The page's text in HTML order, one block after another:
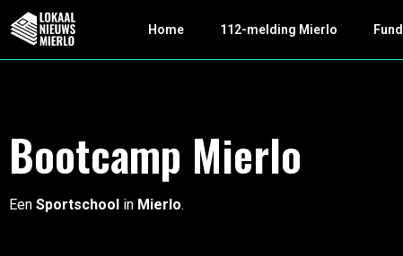
Home 112-melding Mierlo
Bootcamp Mierlo
Een Sportschool in Mierlo.